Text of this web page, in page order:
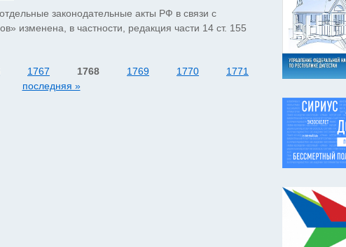
законодательные акты РФ в связи с
изменена, в частности, редакция части 14 ст. 155
1767 1768 1769 1770
1771
последняя »